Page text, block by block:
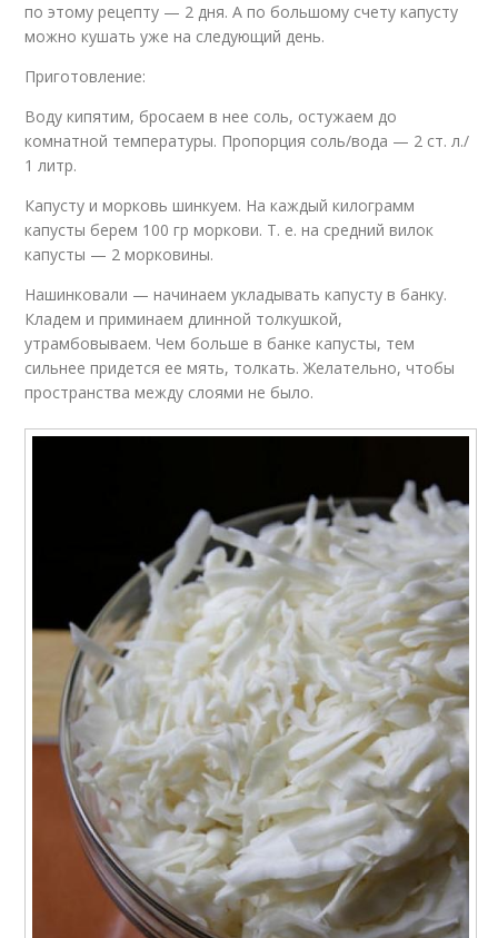
по этому рецепту — 2 дня. А по большому счету капусту
можно кушать уже на следующий день.
Приготовление:
Воду кипятим, бросаем в нее соль, остужаем до
комнатной температуры. Пропорция соль/вода — 2 ст. л./
1 литр.
Капусту и морковь шинкуем. На каждый килограмм
капусты берем 100 гр моркови. Т. е. на средний вилок
капусты — 2 морковины.
Нашинковали — начинаем укладывать капусту в банку.
Кладем и приминаем длинной толкушкой,
утрамбовываем. Чем больше в банке капусты, тем
сильнее придется ее мять, толкать. Желательно, чтобы
пространства между слоями не было.